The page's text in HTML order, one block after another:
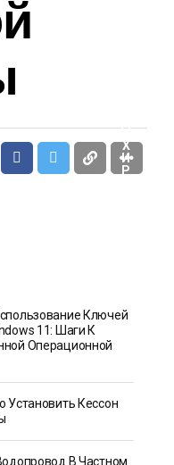
Ы
Х
И
Р
Ключей
11: Шаги К
Операционной
Установить Кессон
В Частном